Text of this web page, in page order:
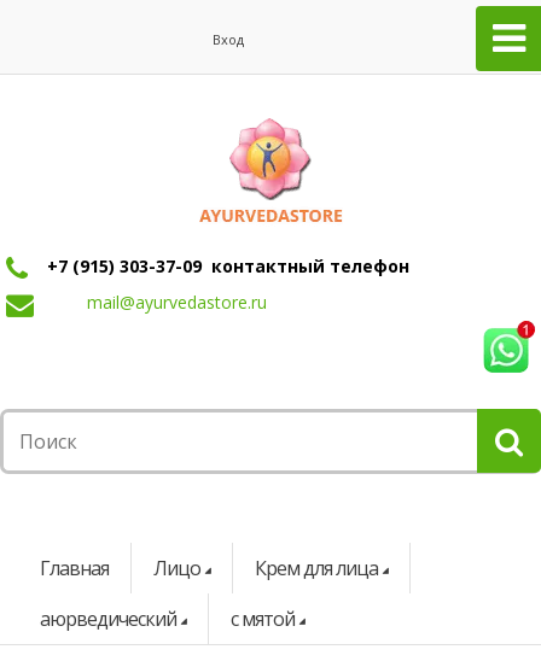
Вход
+7 (915) 303-37-09 контактный телефон
mail@ayurvedastore.ru
Главная Лицо
Крем для лица
аюрведический
с мятой